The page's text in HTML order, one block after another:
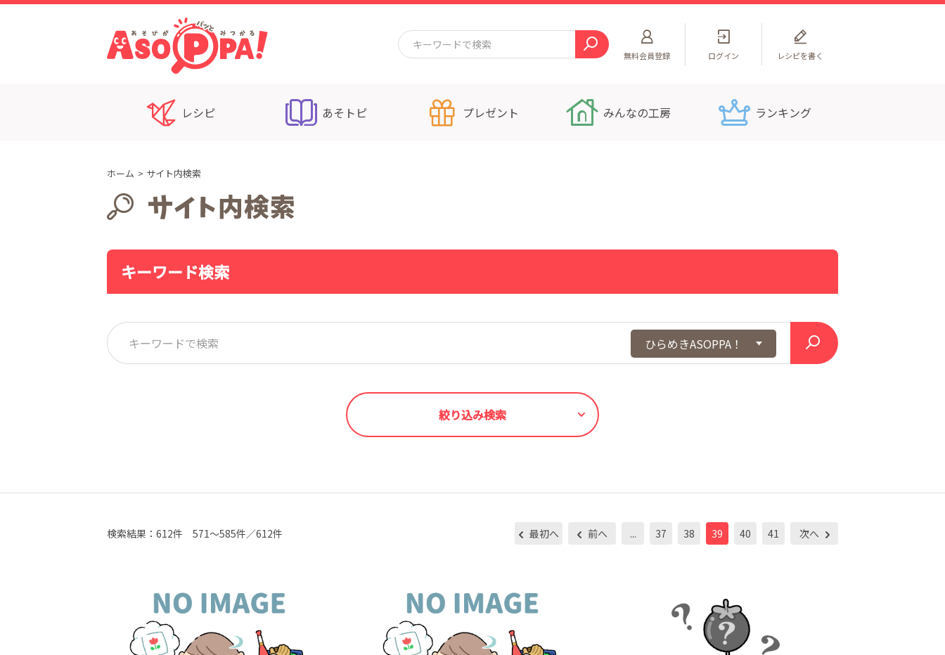
無料会員登録 ログイン レシピを書く
レシピ あそトピ プレゼント みんなの工房 ランキング
ホーム サイト内検索
キーワード検索
ひらめきASOPPA！
絞り込み検索
検索結果： 612件 571～585件／612件 最初へ 前へ ... 37 38 39 40 41 次へ